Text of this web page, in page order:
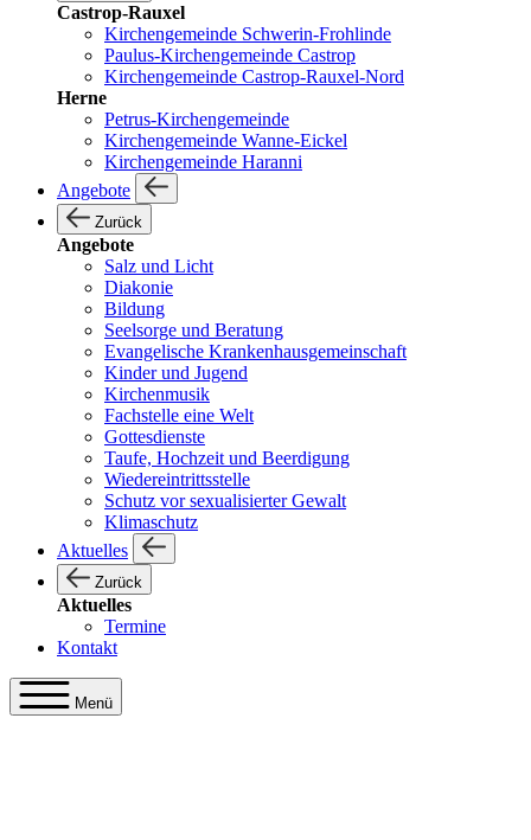
Castrop-Rauxel
Kirchengemeinde Schwerin-Frohlinde
Paulus-Kirchengemeinde Castrop
Kirchengemeinde Castrop-Rauxel-Nord
Herne
Petrus-Kirchengemeinde
Kirchengemeinde Wanne-Eickel
Kirchengemeinde Haranni
Angebote
Zurück
Angebote
Salz und Licht
Diakonie
Bildung
Seelsorge und Beratung
Evangelische Krankenhausgemeinschaft
Kinder und Jugend
Kirchenmusik
Fachstelle eine Welt
Gottesdienste
Taufe, Hochzeit und Beerdigung
Wiedereintrittsstelle
Schutz vor sexualisierter Gewalt
Klimaschutz
Aktuelles
Zurück
Aktuelles
Termine
Kontakt
Menü